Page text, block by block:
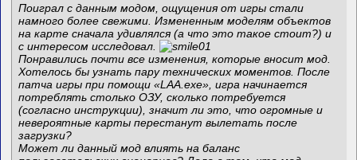
Поиграл с данным модом, ощущения от игры стали
намного более свежими. Измененным моделям объектов
на карте сначала удивлялся (а что это такое стоит?) и
с интересом исследовал.
Понравились почти все изменения, которые вносит мод.
Хотелось бы узнать пару технических моментов. После
патча игры при помощи «LAA.exe», игра начинается
потреблять столько ОЗУ, сколько потребуется
(согласно инструкции), значит ли это, что огромные и
невероятные карты перестанут вылетать после
загрузки?
Может ли данный мод влиять на баланс